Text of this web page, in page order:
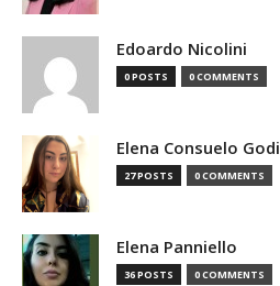
Edoardo Nicolini
0 POSTS 0 COMMENTS
Elena Consuelo Godi
27 POSTS 0 COMMENTS
Elena Panniello
36 POSTS 0 COMMENTS